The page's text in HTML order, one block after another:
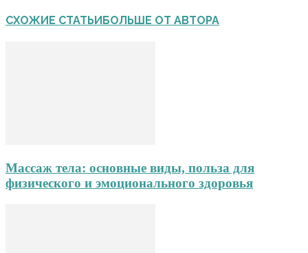
СХОЖИЕ СТАТЬИБОЛЬШЕ ОТ АВТОРА
Массаж тела: основные виды, польза для
физического и эмоционального здоровья